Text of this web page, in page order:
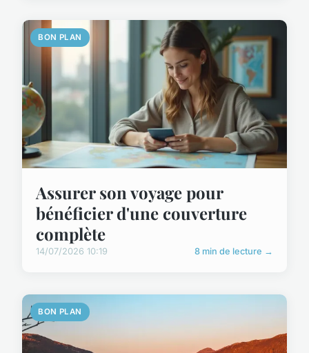
BON PLAN
Assurer son voyage pour
bénéficier d'une couverture
complète
14/07/2026 10:19 8 min de lecture →
BON PLAN